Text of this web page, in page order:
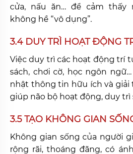
cửa, nấu ăn… để cảm thấy
không hề “vô dụng”.
3.4 DUY TRÌ HOẠT ĐỘNG
Việc duy trì các hoạt động trí
sách, chơi cờ, học ngôn
nhật thông tin hữu ích và giải
giúp não bộ hoạt động, duy trì
3.5 TẠO KHÔNG GIAN
Không gian sống của người
rộng rãi, thoáng đãng, có